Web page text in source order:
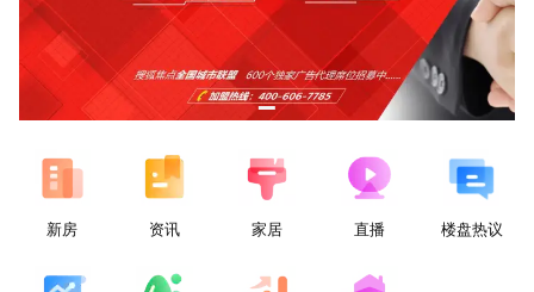
新房 资讯 家居 直播 楼盘热议